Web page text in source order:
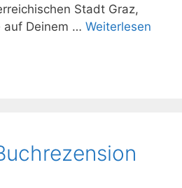
Stadt Graz,
auf Deinem … Weiterlesen